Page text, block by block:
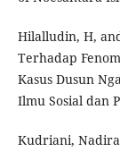
Hilalludin, H,
Terhadap
Kasus Dusun
Ilmu Sosial dan
Kudriani,